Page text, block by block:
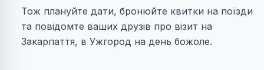
Тож плануйте дати, бронюйте квитки на поїзди
та повідомте ваших друзів про візит на
Закарпаття, в Ужгород на день божоле.